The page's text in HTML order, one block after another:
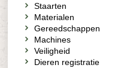
Staarten
Materialen
Gereedschappen
Machines
Veiligheid
Dieren registratie